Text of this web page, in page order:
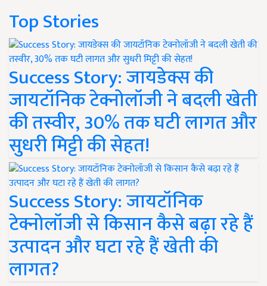
Top Stories
Success Story: जायडेक्स की
जायटॉनिक टेक्नोलॉजी ने बदली खेती
की तस्वीर, 30% तक घटी लागत और
सुधरी मिट्टी की सेहत!
Success Story: जायटॉनिक
टेक्नोलॉजी से किसान कैसे बढ़ा रहे हैं
उत्पादन और घटा रहे हैं खेती की
लागत?